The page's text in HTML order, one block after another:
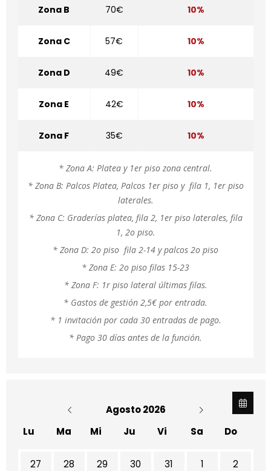
Zona B 70€ 10%
Zona C 57€ 10%
Zona D 49€ 10%
Zona E 42€ 10%
Zona F 35€ 10%
* Zona A: Platea y 1er piso zona central.
* Zona B: Palcos Platea, Palcos 1er piso y fila 1, 1er piso
laterales.
* Zona C: Graderías platea, fila 2, 1er piso laterales, fila
1, 2o piso.
* Zona D: 2o piso fila 2-14 y palcos 2o piso
* Zona E: 2o piso filas 15-23
* Zona F: 1r piso lateral últimas filas.
* Gastos de gestión 2,5€ por entrada.
* 1 invitación por cada 30 entradas de pago.
* Pago 30 días antes de la función.
Agosto 2026
Lu
Ma Mi Ju Vi Sa Do
No hay ninguna actividad este mes
27 28 29 30 31 1 2